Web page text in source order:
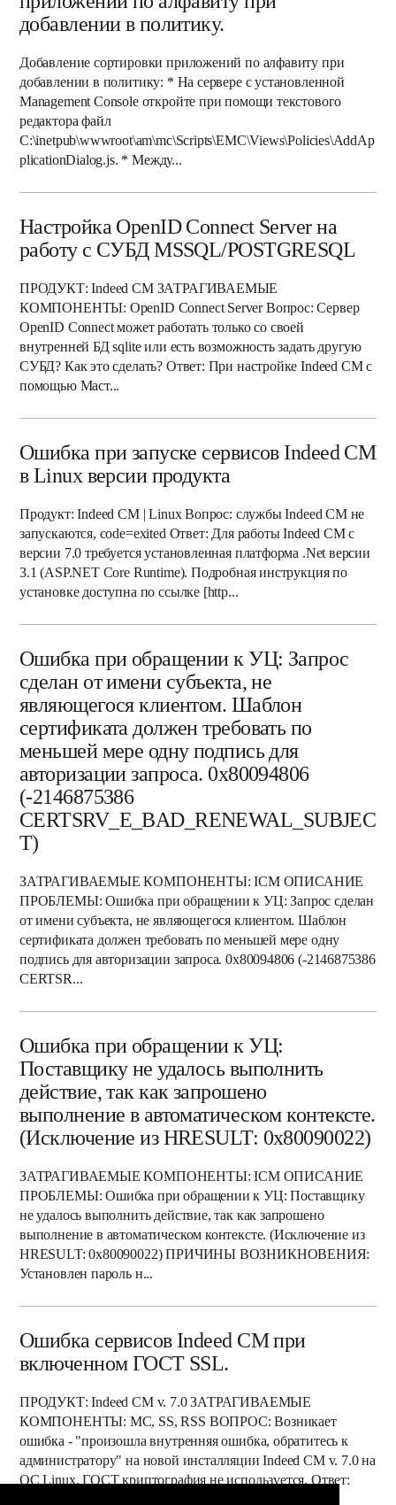
добавлении в политику.
Добавление сортировки приложений по алфавиту при
добавлении в политику: * На сервере с установленной
Management Console откройте при помощи текстового
редактора файл
C:\inetpub\wwwroot\am\mc\Scripts\EMC\Views\Policies\AddAp
plicationDialog.js. * Между...
Настройка OpenID Connect Server на
работу с СУБД MSSQL/POSTGRESQL
ПРОДУКТ: Indeed CM ЗАТРАГИВАЕМЫЕ
КОМПОНЕНТЫ: OpenID Connect Server Вопрос: Сервер
OpenID Connect может работать только со своей
внутренней БД sqlite или есть возможность задать другую
СУБД? Как это сделать? Ответ: При настройке Indeed CM с
помощью Маст...
Ошибка при запуске сервисов Indeed CM
в Linux версии продукта
Продукт: Indeed CM | Linux Вопрос: службы Indeed CM не
запускаются, code=exited Ответ: Для работы Indeed CM с
версии 7.0 требуется установленная платформа .Net версии
3.1 (ASP.NET Core Runtime). Подробная инструкция по
установке доступна по ссылке [http...
Ошибка при обращении к УЦ: Запрос
сделан от имени субъекта, не
являющегося клиентом. Шаблон
сертификата должен требовать по
меньшей мере одну подпись для
авторизации запроса. 0x80094806
(-2146875386
CERTSRV_E_BAD_RENEWAL_SUBJEC
T)
ЗАТРАГИВАЕМЫЕ КОМПОНЕНТЫ: ICM ОПИСАНИЕ
ПРОБЛЕМЫ: Ошибка при обращении к УЦ: Запрос сделан
от имени субъекта, не являющегося клиентом. Шаблон
сертификата должен требовать по меньшей мере одну
подпись для авторизации запроса. 0x80094806 (-2146875386
CERTSR...
Ошибка при обращении к УЦ:
Поставщику не удалось выполнить
действие, так как запрошено
выполнение в автоматическом контексте.
(Исключение из HRESULT: 0x80090022)
ЗАТРАГИВАЕМЫЕ КОМПОНЕНТЫ: ICM ОПИСАНИЕ
ПРОБЛЕМЫ: Ошибка при обращении к УЦ: Поставщику
не удалось выполнить действие, так как запрошено
выполнение в автоматическом контексте. (Исключение из
HRESULT: 0x80090022) ПРИЧИНЫ ВОЗНИКНОВЕНИЯ:
Установлен пароль н...
Ошибка сервисов Indeed CM при
включенном ГОСТ SSL.
ПРОДУКТ: Indeed CM v. 7.0 ЗАТРАГИВАЕМЫЕ
КОМПОНЕНТЫ: MC, SS, RSS ВОПРОС: Возникает
ошибка - "произошла внутренняя ошибка, обратитесь к
администратору" на новой инсталляции Indeed CM v. 7.0 на
ОС Linux. ГОСТ криптография не используется. Ответ: